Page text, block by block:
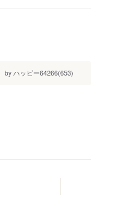
by ハッピー64266(653)